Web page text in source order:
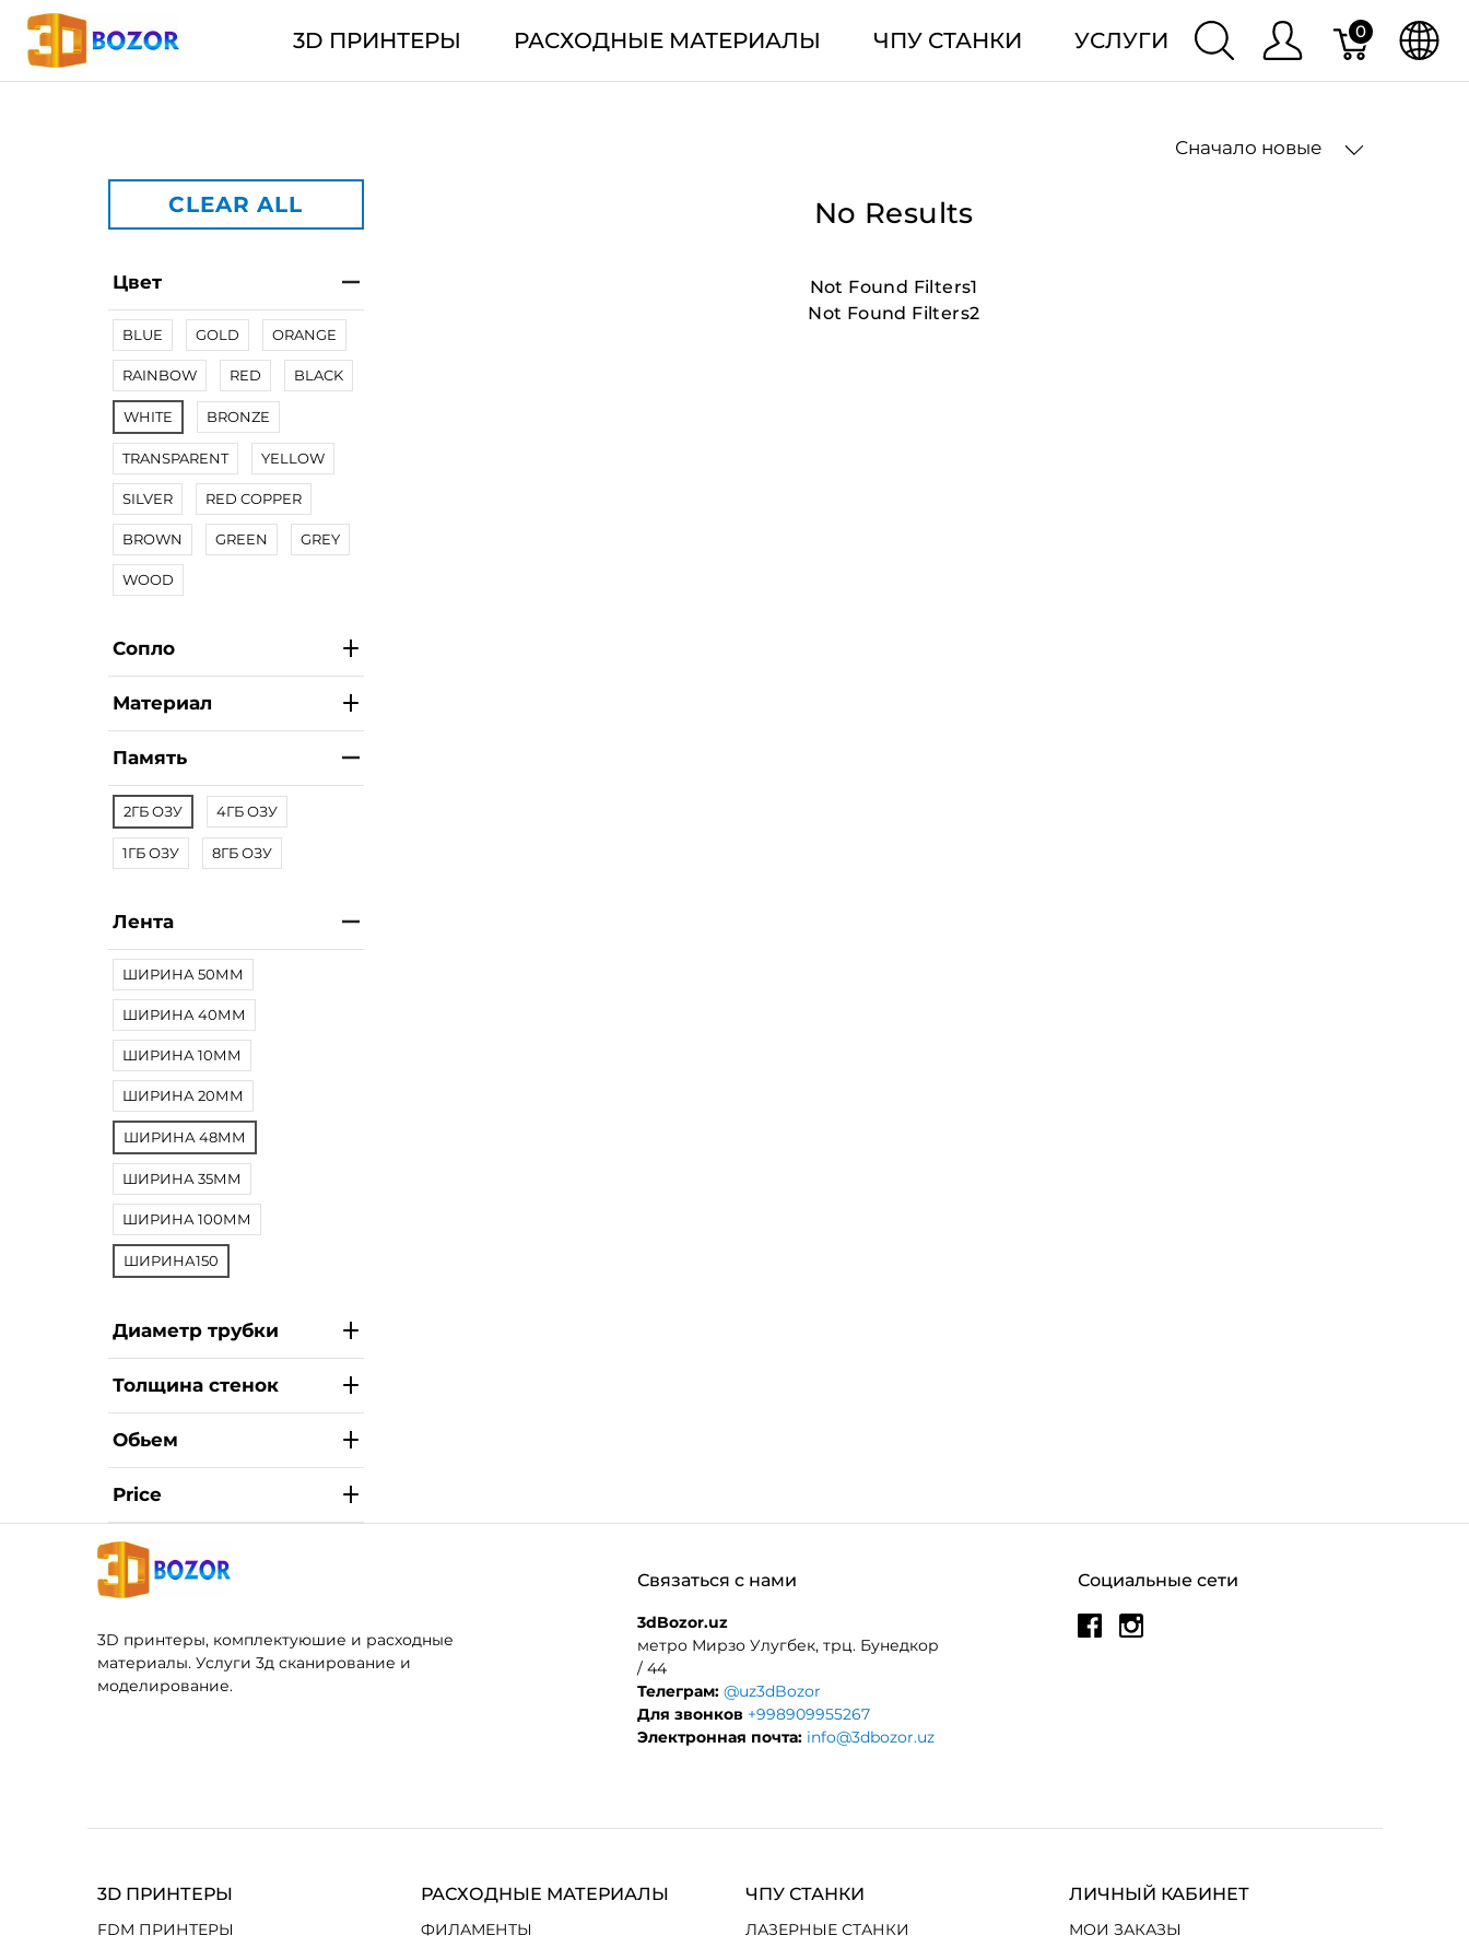
3D ПРИНТЕРЫ РАСХОДНЫЕ МАТЕРИАЛЫ ЧПУ СТАНКИ УСЛУГИ 0
Сначало новые
CLEAR ALL
Цвет
BLUE GOLD ORANGE
RAINBOW RED BLACK
WHITE BRONZE
TRANSPARENT YELLOW
SILVER RED COPPER
BROWN GREEN GREY
WOOD
Сопло
Материал
Память
2ГБ ОЗУ 4ГБ ОЗУ
1ГБ ОЗУ 8ГБ ОЗУ
Лента
ШИРИНА 50ММ
ШИРИНА 40ММ
ШИРИНА 10ММ
ШИРИНА 20ММ
ШИРИНА 48ММ
ШИРИНА 35ММ
ШИРИНА 100ММ
ШИРИНА150
Диаметр трубки
Толщина стенок
Обьем
Price
No Results
Not Found Filters1
Not Found Filters2
3D принтеры, комплектуюшие и расходные
материалы. Услуги 3д сканирование и
моделирование.
Социальные сети
Связаться с нами
3dBozor.uz
метро Мирзо Улугбек, трц. Бунедкор
/ 44
Телеграм: @uz3dBozor
Для звонков +998909955267
Электронная почта: info@3dbozor.uz
3D ПРИНТЕРЫ
FDM ПРИНТЕРЫ
РАСХОДНЫЕ МАТЕРИАЛЫ
ФИЛАМЕНТЫ
ЧПУ СТАНКИ
ЛАЗЕРНЫЕ СТАНКИ
ЛИЧНЫЙ КАБИНЕТ
МОИ ЗАКАЗЫ